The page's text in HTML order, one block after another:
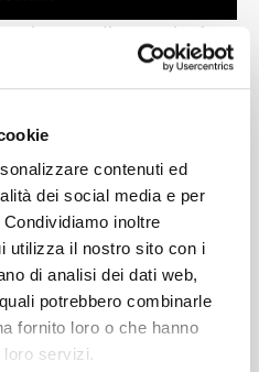
contenuti ed
dei social media e per
inoltre
utilizza il nostro sito con i
di analisi dei dati web,
potrebbero combinarle
fornito loro o che hanno
servizi.
sono di proprietà
dei copyright.